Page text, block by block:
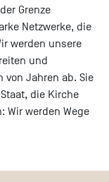
Grenze
Netzwerke, die
werden unsere
und
von Jahren ab. Sie
die Kirche
Wir werden Wege